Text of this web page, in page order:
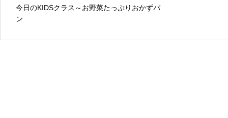
今日のKIDSクラス～お野菜たっぷりおかずパ
ン